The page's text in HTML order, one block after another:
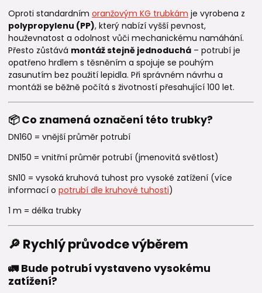
Oproti standardním oranžovým KG trubkám je vyrobena z
polypropylenu (PP), který nabízí vyšší pevnost,
houževnatost a odolnost vůči mechanickému namáhání.
Přesto zůstává montáž stejně jednoduchá – potrubí je
opatřeno hrdlem s těsněním a spojuje se pouhým
zasunutím bez použití lepidla. Při správném návrhu a
montáži se běžně počítá s životností přesahující 100 let.
📦 Co znamená označení této trubky?
DN160 = vnější průměr potrubí
DN150 = vnitřní průměr potrubí (jmenovitá světlost)
SN10 = vysoká kruhová tuhost pro vysoké zatížení (více
informací o potrubí dle kruhové tuhosti)
1 m = délka trubky
🔎 Rychlý průvodce výběrem
🚛 Bude potrubí vystaveno vysokému
zatížení?